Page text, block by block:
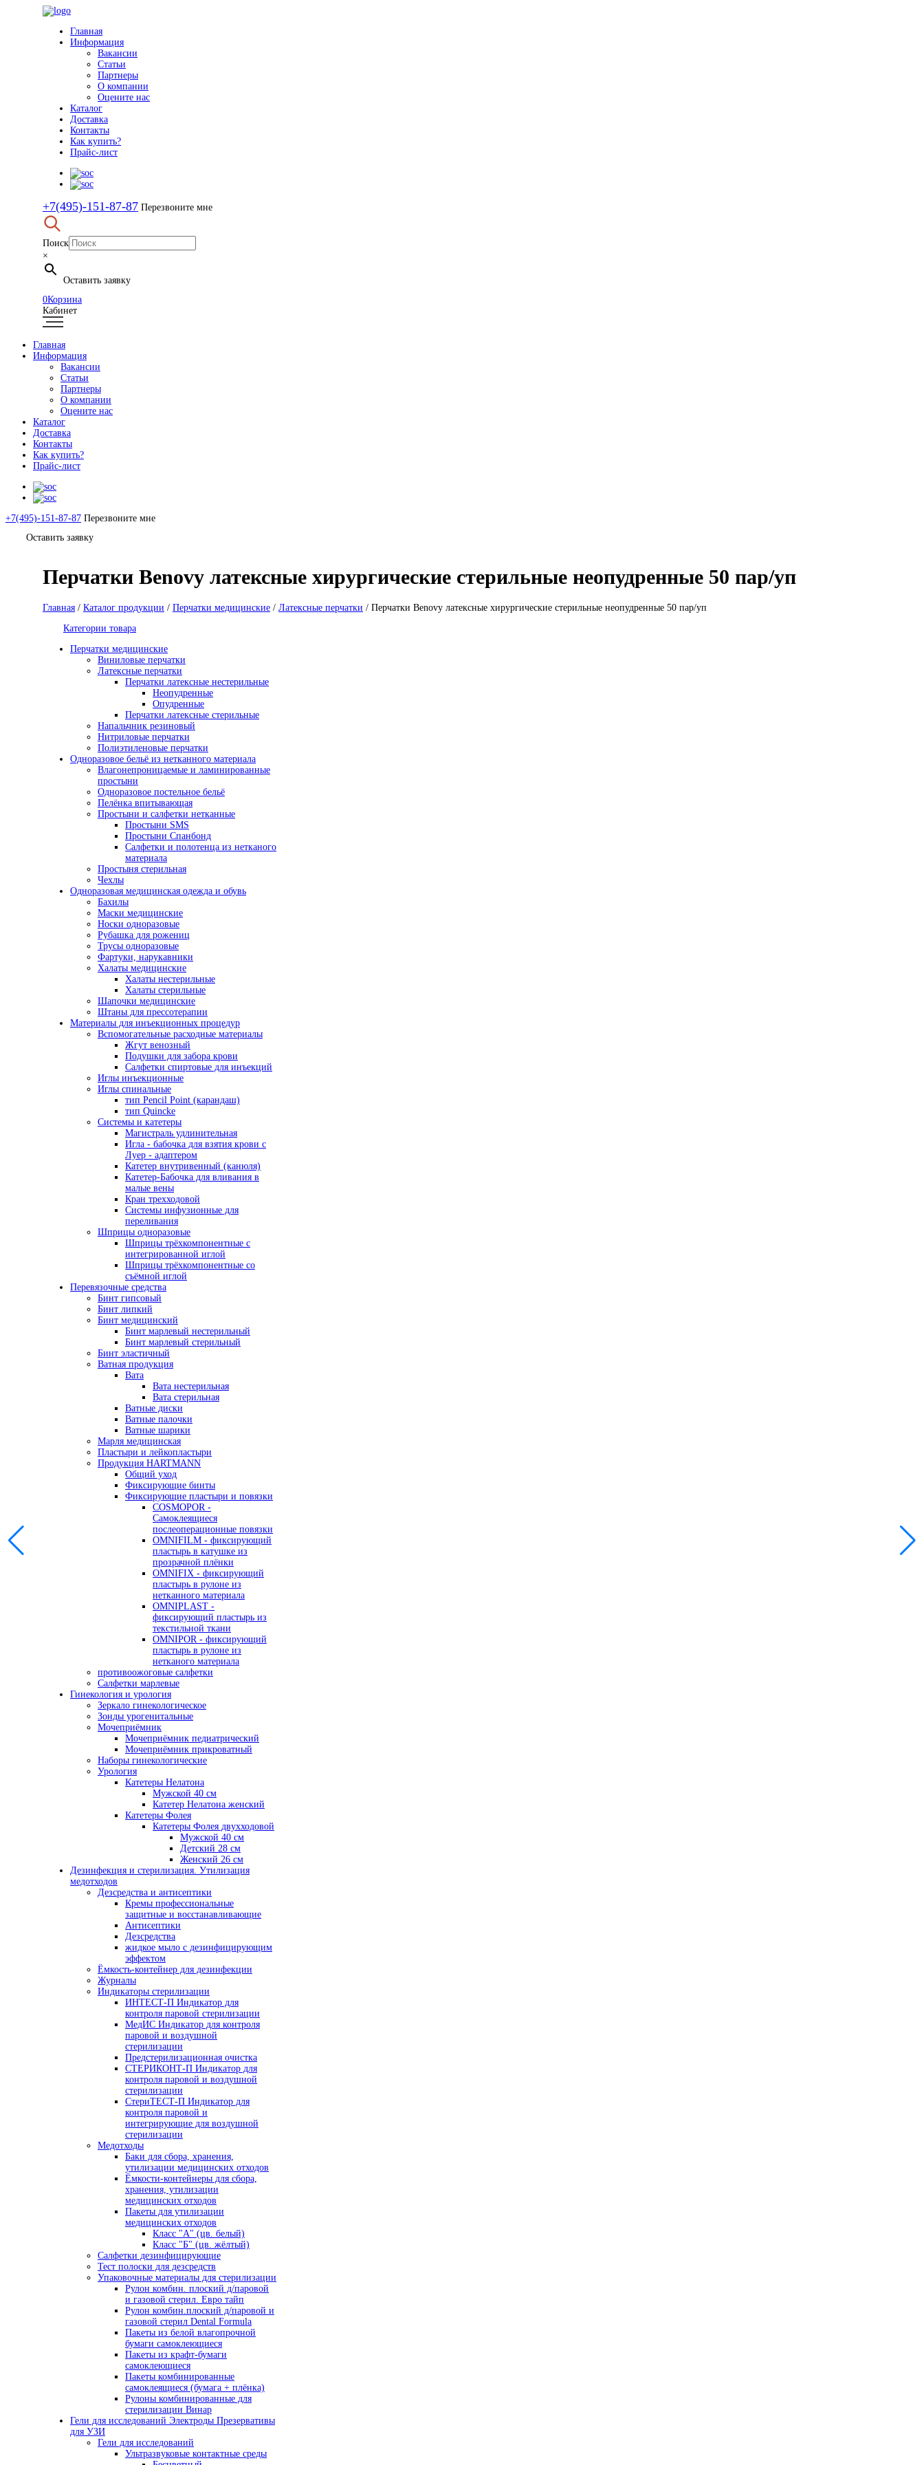
Главная
Информация
Вакансии
Статьи
Партнеры
О компании
Оцените нас
Каталог
Доставка
Контакты
Как купить?
Прайс-лист
+7(495)-151-87-87 Перезвоните мне
Поиск
×
Оставить заявку
0Корзина
Кабинет
Главная
Информация
Вакансии
Статьи
Партнеры
О компании
Оцените нас
Каталог
Доставка
Контакты
Как купить?
Прайс-лист
+7(495)-151-87-87 Перезвоните мне
Оставить заявку
Перчатки Benovy латексные хирургические стерильные неопудренные 50 пар/уп
Главная / Каталог продукции / Перчатки медицинские / Латексные перчатки / Перчатки Benovy латексные хирургические стерильные неопудренные 50 пар/уп
Категории товара
Перчатки медицинские
Виниловые перчатки
Латексные перчатки
Перчатки латексные нестерильные
Неопудренные
Опудренные
Перчатки латексные стерильные
Напальчник резиновый
Нитриловые перчатки
Полиэтиленовые перчатки
Одноразовое бельё из нетканного материала
Влагонепроницаемые и ламинированные
простыни
Одноразовое постельное бельё
Пелёнка впитывающая
Простыни и салфетки нетканные
Простыни SMS
Простыни Спанбонд
Салфетки и полотенца из нетканого
материала
Простыня стерильная
Чехлы
Одноразовая медицинская одежда и обувь
Бахилы
Маски медицинские
Носки одноразовые
Рубашка для рожениц
Трусы одноразовые
Фартуки, нарукавники
Халаты медицинские
Халаты нестерильные
Халаты стерильные
Шапочки медицинские
Штаны для прессотерапии
Материалы для инъекционных процедур
Вспомогательные расходные материалы
Жгут венозный
Подушки для забора крови
Салфетки спиртовые для инъекций
Иглы инъекционные
Иглы спинальные
тип Pencil Point (карандаш)
тип Quincke
Системы и катетеры
Магистраль удлинительная
Игла - бабочка для взятия крови с
Луер - адаптером
Катетер внутривенный (канюля)
Катетер-Бабочка для вливания в
малые вены
Кран трехходовой
Системы инфузионные для
переливания
Шприцы одноразовые
Шприцы трёхкомпонентные с
интегрированной иглой
Шприцы трёхкомпонентные со
съёмной иглой
Перевязочные средства
Бинт гипсовый
Бинт липкий
Бинт медицинский
Бинт марлевый нестерильный
Бинт марлевый стерильный
Бинт эластичный
Ватная продукция
Вата
Вата нестерильная
Вата стерильная
Ватные диски
Ватные палочки
Ватные шарики
Марля медицинская
Пластыри и лейкопластыри
Продукция HARTMANN
Общий уход
Фиксирующие бинты
Фиксирующие пластыри и повязки
COSMOPOR -
Самоклеящиеся
послеоперационные повязки
OMNIFILM - фиксирующий
пластырь в катушке из
прозрачной плёнки
OMNIFIX - фиксирующий
пластырь в рулоне из
нетканного материала
OMNIPLAST -
фиксирующий пластырь из
текстильной ткани
OMNIPOR - фиксирующий
пластырь в рулоне из
нетканого материала
противоожоговые салфетки
Салфетки марлевые
Гинекология и урология
Зеркало гинекологическое
Зонды урогенитальные
Мочеприёмник
Мочеприёмник педиатрический
Мочеприёмник прикроватный
Наборы гинекологические
Урология
Катетеры Нелатона
Мужской 40 см
Катетер Нелатона женский
Катетеры Фолея
Катетеры Фолея двухходовой
Мужской 40 см
Детский 28 см
Женский 26 см
Дезинфекция и стерилизация. Утилизация
медотходов
Дезсредства и антисептики
Кремы профессиональные
защитные и восстанавливающие
Антисептики
Дезсредства
жидкое мыло с дезинфицирующим
эффектом
Ёмкость-контейнер для дезинфекции
Журналы
Индикаторы стерилизации
ИНТЕСТ-П Индикатор для
контроля паровой стерилизации
МедИС Индикатор для контроля
паровой и воздушной
стерилизации
Предстерилизационная очистка
СТЕРИКОНТ-П Индикатор для
контроля паровой и воздушной
стерилизации
СтериТЕСТ-П Индикатор для
контроля паровой и
интегрирующие для воздушной
стерилизации
Медотходы
Баки для сбора, хранения,
утилизации медицинских отходов
Ёмкости-контейнеры для сбора,
хранения, утилизации
медицинских отходов
Пакеты для утилизации
медицинских отходов
Класс "А" (цв. белый)
Класс "Б" (цв. жёлтый)
Салфетки дезинфицирующие
Тест полоски для дезсредств
Упаковочные материалы для стерилизации
Рулон комбин. плоский д/паровой
и газовой стерил. Евро тайп
Рулон комбин.плоский д/паровой и
газовой стерил Dental Formula
Пакеты из белой влагопрочной
бумаги самоклеющиеся
Пакеты из крафт-бумаги
самоклеющиеся
Пакеты комбинированные
самоклеящиеся (бумага + плёнка)
Рулоны комбинированные для
стерилизации Винар
Гели для исследований Электроды Презервативы
для УЗИ
Гели для исследований
Ультразвуковые контактные среды